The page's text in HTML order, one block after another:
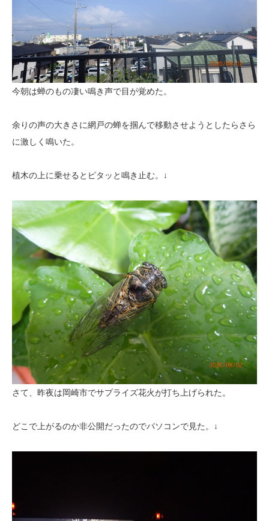
今朝は蝉のもの凄い鳴き声で目が覚めた。
余りの声の大きさに網戸の蝉を掴んで移動させようとしたらさら
に激しく鳴いた。
植木の上に乗せるとピタッと鳴き止む。↓
さて、昨夜は岡崎市でサプライズ花火が打ち上げられた。
どこで上がるのか非公開だったのでパソコンで見た。↓